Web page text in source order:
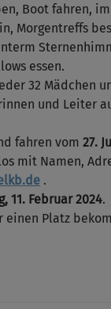
Boot fahren,
Morgentreffs
essen.
32 Mädchen
und Leiter
fahren vom 27.
mit Namen,
.
11. Februar 2024.
einen Platz